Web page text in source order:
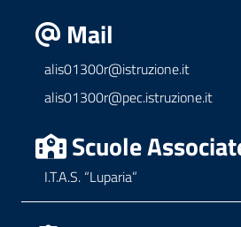
Mail
alis01300r@istruzione.it
alis01300r@pec.istruzione.it
Scuole
I.T.A.S. “Luparia”